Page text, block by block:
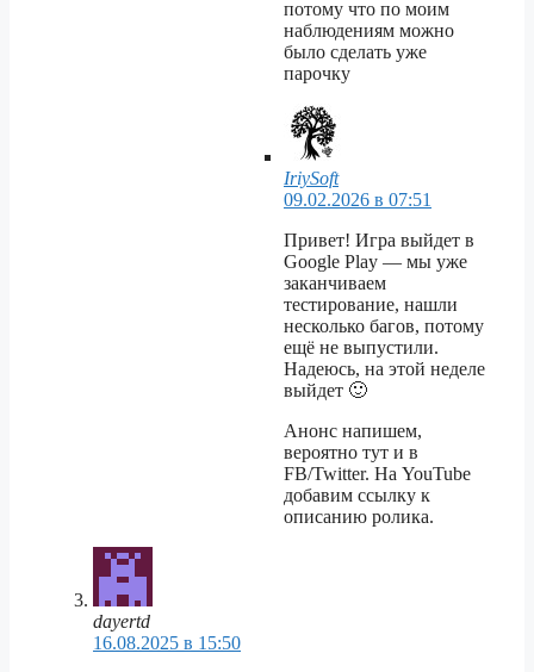
потому что по моим
наблюдениям можно
было сделать уже
парочку
IriySoft
09.02.2026 в 07:51
Привет! Игра выйдет в
Google Play — мы уже
заканчиваем
тестирование, нашли
несколько багов, потому
ещё не выпустили.
Надеюсь, на этой неделе
выйдет 🙂
Анонс напишем,
вероятно тут и в
FB/Twitter. На YouTube
добавим ссылку к
описанию ролика.
dayertd
16.08.2025 в 15:50